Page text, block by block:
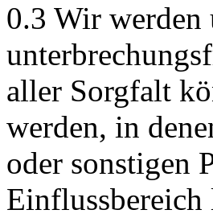
0.3 Wir werden
aller Sorgfalt
werden, in
oder sonstigen
Einflussbereich